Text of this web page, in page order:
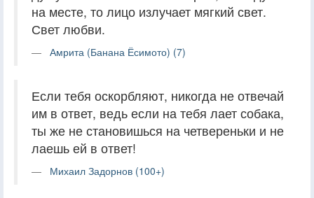
на месте, то лицо излучает мягкий свет.
Свет любви.
Амрита (Банана Ёсимото) (7)
Если тебя оскорбляют, никогда не отвечай
им в ответ, ведь если на тебя лает собака,
ты же не становишься на четвереньки и не
лаешь ей в ответ!
Михаил Задорнов (100+)